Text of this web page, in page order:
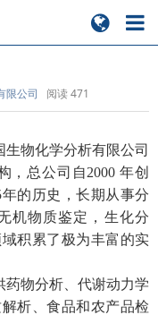
限公司 阅读471
物化学分析有限公司
，总公司自2000 年创
的历史，长期从事分
机物质鉴定，生化分
积累了极为丰富的实
物分析、代谢动力学
析、食品和农产品检